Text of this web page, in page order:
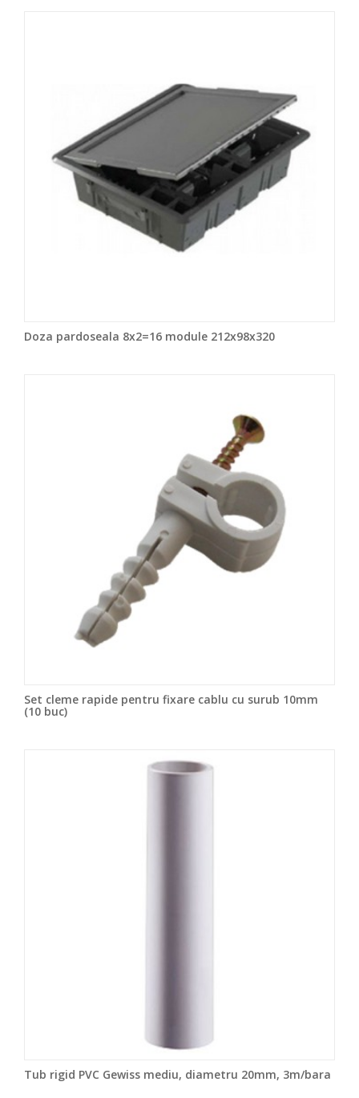
Doza pardoseala 8x2=16 module 212x98x320
Set cleme rapide pentru fixare cablu cu surub 10mm
(10 buc)
Tub rigid PVC Gewiss mediu, diametru 20mm, 3m/bara